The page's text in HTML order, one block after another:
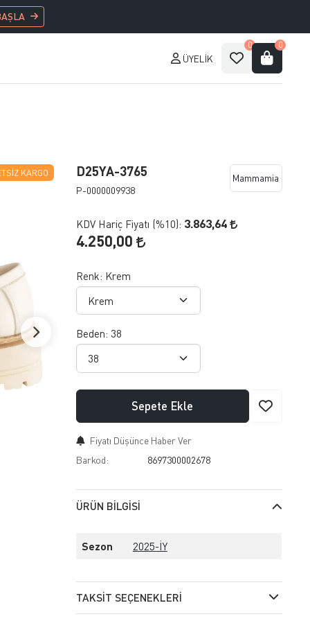
ÜYELIK
0 0
KARGO D25YA-3765
P-0000009938
Mammamia
KDV Hariç Fiyatı (%10): 3.863,64
4.250,00
Renk: Krem
Beden: 38
Sepete Ekle
Fiyatı Düşünce Haber Ver
Barkod:
8697300002678
ÜRÜN BILGISI
Sezon 2025-İY
TAKSIT SEÇENEKLERI